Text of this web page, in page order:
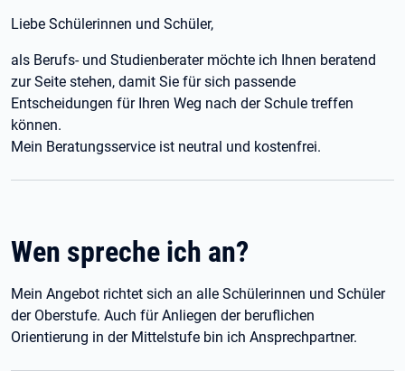
Liebe Schülerinnen und Schüler,
als Berufs- und Studienberater möchte ich Ihnen beratend
zur Seite stehen, damit Sie für sich passende
Entscheidungen für Ihren Weg nach der Schule treffen
können.
Mein Beratungsservice ist neutral und kostenfrei.
Wen spreche ich an?
Mein Angebot richtet sich an alle Schülerinnen und Schüler
der Oberstufe. Auch für Anliegen der beruflichen
Orientierung in der Mittelstufe bin ich Ansprechpartner.